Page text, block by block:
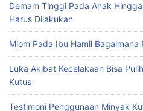
Demam Tinggi Pada Anak
Harus Dilakukan
Miom Pada Ibu Hamil Bagaimana
Luka Akibat Kecelakaan Bisa
Kutus
Testimoni Penggunaan Minyak